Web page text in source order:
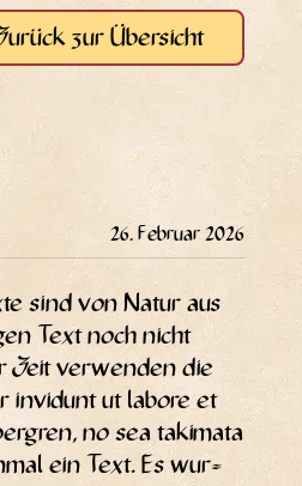
zur Übersicht
26. Februar 2026
sind von Natur aus
Text noch nicht
Zeit ver­wen­den die
invidunt ut labo­re et
no sea taki­ma­ta
ein Text. Es wur­